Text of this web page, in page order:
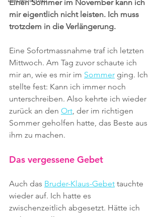
Einen Sommer im November kann ich
mir eigentlich nicht leisten. Ich muss
trotzdem in die Verlängerung.
Eine Sofortmassnahme traf ich letzten
Mittwoch. Am Tag zuvor schaute ich
mir an, wie es mir im Sommer ging. Ich
stellte fest: Kann ich immer noch
unterschreiben. Also kehrte ich wieder
zurück an den Ort, der im richtigen
Sommer geholfen hatte, das Beste aus
ihm zu machen.
Das vergessene Gebet
Auch das Bruder-Klaus-Gebet tauchte
wieder auf. Ich hatte es
zwischenzeitlich abgesetzt. Hätte ich